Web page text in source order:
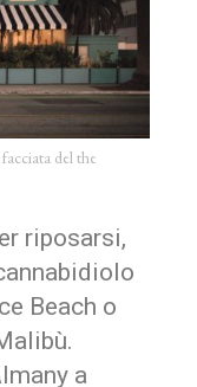
del the
riposarsi,
Beach o
a